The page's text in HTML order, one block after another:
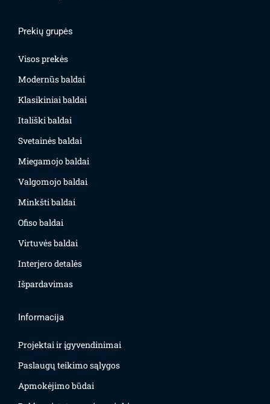
Prekių grupės
Visos prekės
Modernūs baldai
Klasikiniai baldai
Itališki baldai
Svetainės baldai
Miegamojo baldai
Valgomojo baldai
Minkšti baldai
Ofiso baldai
Virtuvės baldai
Interjero detalės
Išpardavimas
Informacija
Projektai ir įgyvendinimai
Paslaugų teikimo sąlygos
Apmokėjimo būdai